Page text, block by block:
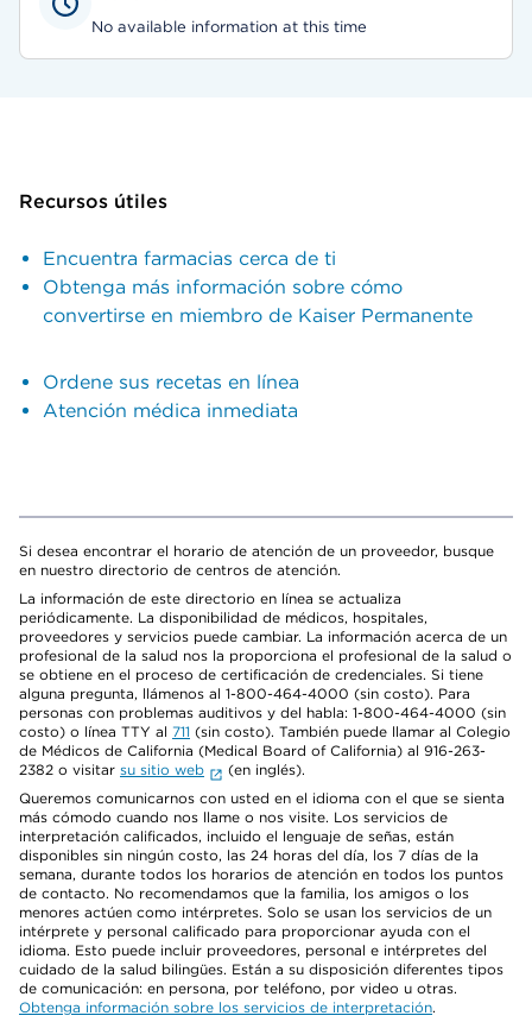
No available information at this time
Recursos útiles
Encuentra farmacias cerca de ti
Obtenga más información sobre cómo
convertirse en miembro de Kaiser Permanente
Ordene sus recetas en línea
Atención médica inmediata
Si desea encontrar el horario de atención de un proveedor, busque
en nuestro directorio de centros de atención.
La información de este directorio en línea se actualiza
periódicamente. La disponibilidad de médicos, hospitales,
proveedores y servicios puede cambiar. La información acerca de un
profesional de la salud nos la proporciona el profesional de la salud o
se obtiene en el proceso de certificación de credenciales. Si tiene
alguna pregunta, llámenos al 1-800-464-4000 (sin costo). Para
personas con problemas auditivos y del habla: 1-800-464-4000 (sin
costo) o línea TTY al 711 (sin costo). También puede llamar al Colegio
de Médicos de California (Medical Board of California) al 916-263-
2382 o visitar su sitio web
(en inglés).
Queremos comunicarnos con usted en el idioma con el que se sienta
más cómodo cuando nos llame o nos visite. Los servicios de
interpretación calificados, incluido el lenguaje de señas, están
disponibles sin ningún costo, las 24 horas del día, los 7 días de la
semana, durante todos los horarios de atención en todos los puntos
de contacto. No recomendamos que la familia, los amigos o los
menores actúen como intérpretes. Solo se usan los servicios de un
intérprete y personal calificado para proporcionar ayuda con el
idioma. Esto puede incluir proveedores, personal e intérpretes del
cuidado de la salud bilingües. Están a su disposición diferentes tipos
de comunicación: en persona, por teléfono, por video u otras.
Obtenga información sobre los servicios de interpretación.